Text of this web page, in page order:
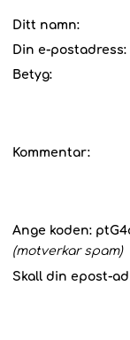
Ditt namn:
Din e-postadress:
Betyg:
Kommentar:
Ange koden:
(motverkar spam)
Skall din epost-